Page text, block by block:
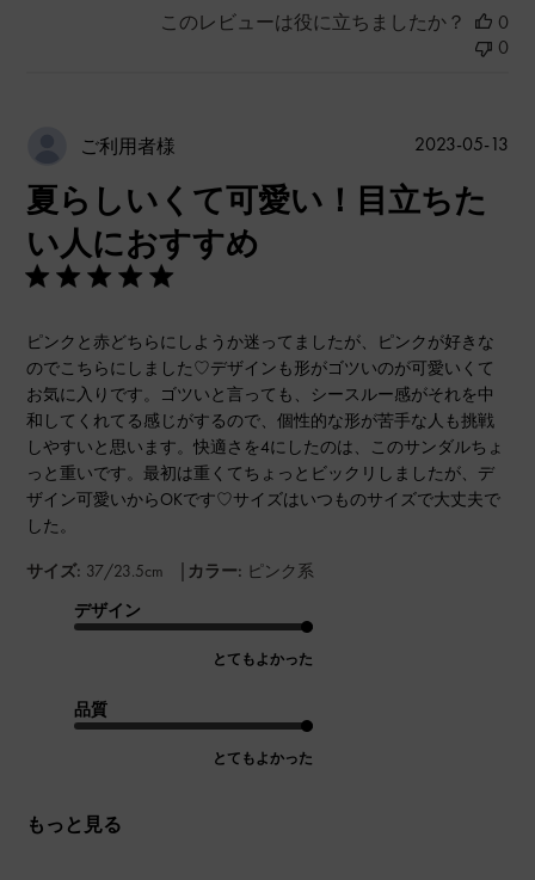
このレビューは役に立ちましたか？
0
0
ご利用者様
夏らしいくて可愛い！目立ちた
い人におすすめ
ピンクと赤どちらにしようか迷ってましたが、ピンクが好きな
のでこちらにしました♡デザインも形がゴツいのが可愛いくて
お気に入りです。ゴツいと言っても、シースルー感がそれを中
和してくれてる感じがするので、個性的な形が苦手な人も挑戦
しやすいと思います。快適さを4にしたのは、このサンダルちょ
っと重いです。最初は重くてちょっとビックリしましたが、デ
ザイン可愛いからOKです♡サイズはいつものサイズで大丈夫で
した。
サイズ: 37/23.5cm | カラー: ピンク系
デザイン
とてもよかった
品質
とてもよかった
もっと見る
公
2023-05-13